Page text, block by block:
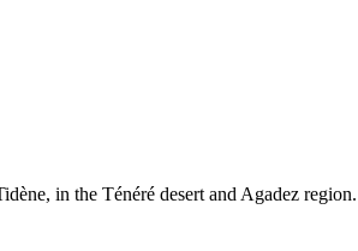
in the Ténéré desert and Agadez